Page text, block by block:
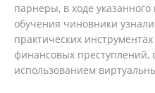
парнеры, в ходе указанного
обучения чиновники
практических
финансовых преступлений,
использованием